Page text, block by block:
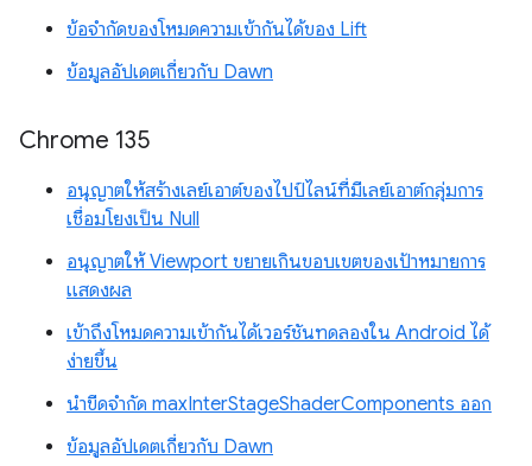
ข้อจำกัดของโหมดความเข้ากันได้ของ Lift
ข้อมูลอัปเดตเกี่ยวกับ Dawn
Chrome 135
อนุญาตให้สร้างเลย์เอาต์ของไปป์ไลน์ที่มีเลย์เอาต์กลุ่มการ
เชื่อมโยงเป็น Null
อนุญาตให้ Viewport ขยายเกินขอบเขตของเป้าหมายการ
แสดงผล
เข้าถึงโหมดความเข้ากันได้เวอร์ชันทดลองใน Android ได้
ง่ายขึ้น
นำขีดจำกัด maxInterStageShaderComponents ออก
ข้อมูลอัปเดตเกี่ยวกับ Dawn